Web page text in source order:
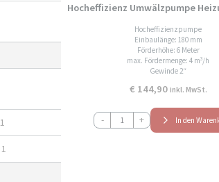
Hocheffizienz Umwälzpumpe
Hocheffizienzpumpe
Einbaulänge: 180 mm
Förderhöhe: 6 Meter
max. Fördermenge: 4 m³/h
Gewinde 2“
€ 144,90 inkl. MwSt.
-
HST
EP32-
+ In den
1
1